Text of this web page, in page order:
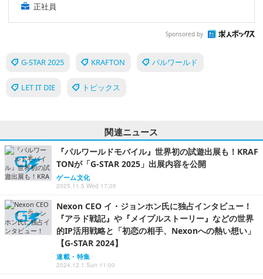
正社員
Sponsored by
G-STAR 2025 KRAFTON パルワールド
LET IT DIE トピックス
関連ニュース
『パルワールドモバイル』世界初の試遊出展も！KRAF
TONが「G-STAR 2025」出展内容を公開
ゲーム文化
2025.11.5 Wed 17:05
Nexon CEO イ・ジョンホン氏に独占インタビュー！
『アラド戦記』や『メイプルストーリー』などの世界
的IP活用戦略と「初恋の相手、Nexonへの熱い想い」
【G-STAR 2024】
連載・特集
2024.12.1 Sun 11:00